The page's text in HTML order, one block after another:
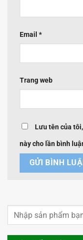
Email *
Trang web
Lưu tên của
này cho lần bình